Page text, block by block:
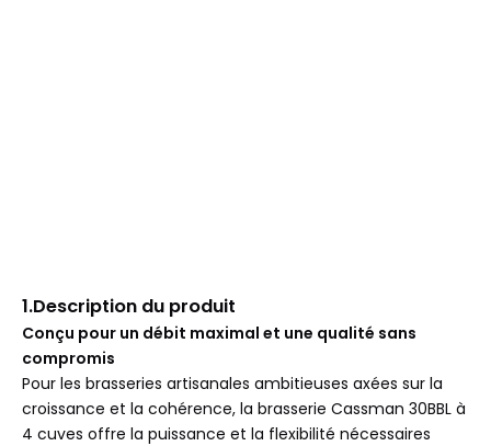
1.Description du produit
Conçu pour un débit maximal et une qualité sans
compromis
Pour les brasseries artisanales ambitieuses axées sur la
croissance et la cohérence, la brasserie Cassman 30BBL à
4 cuves offre la puissance et la flexibilité nécessaires